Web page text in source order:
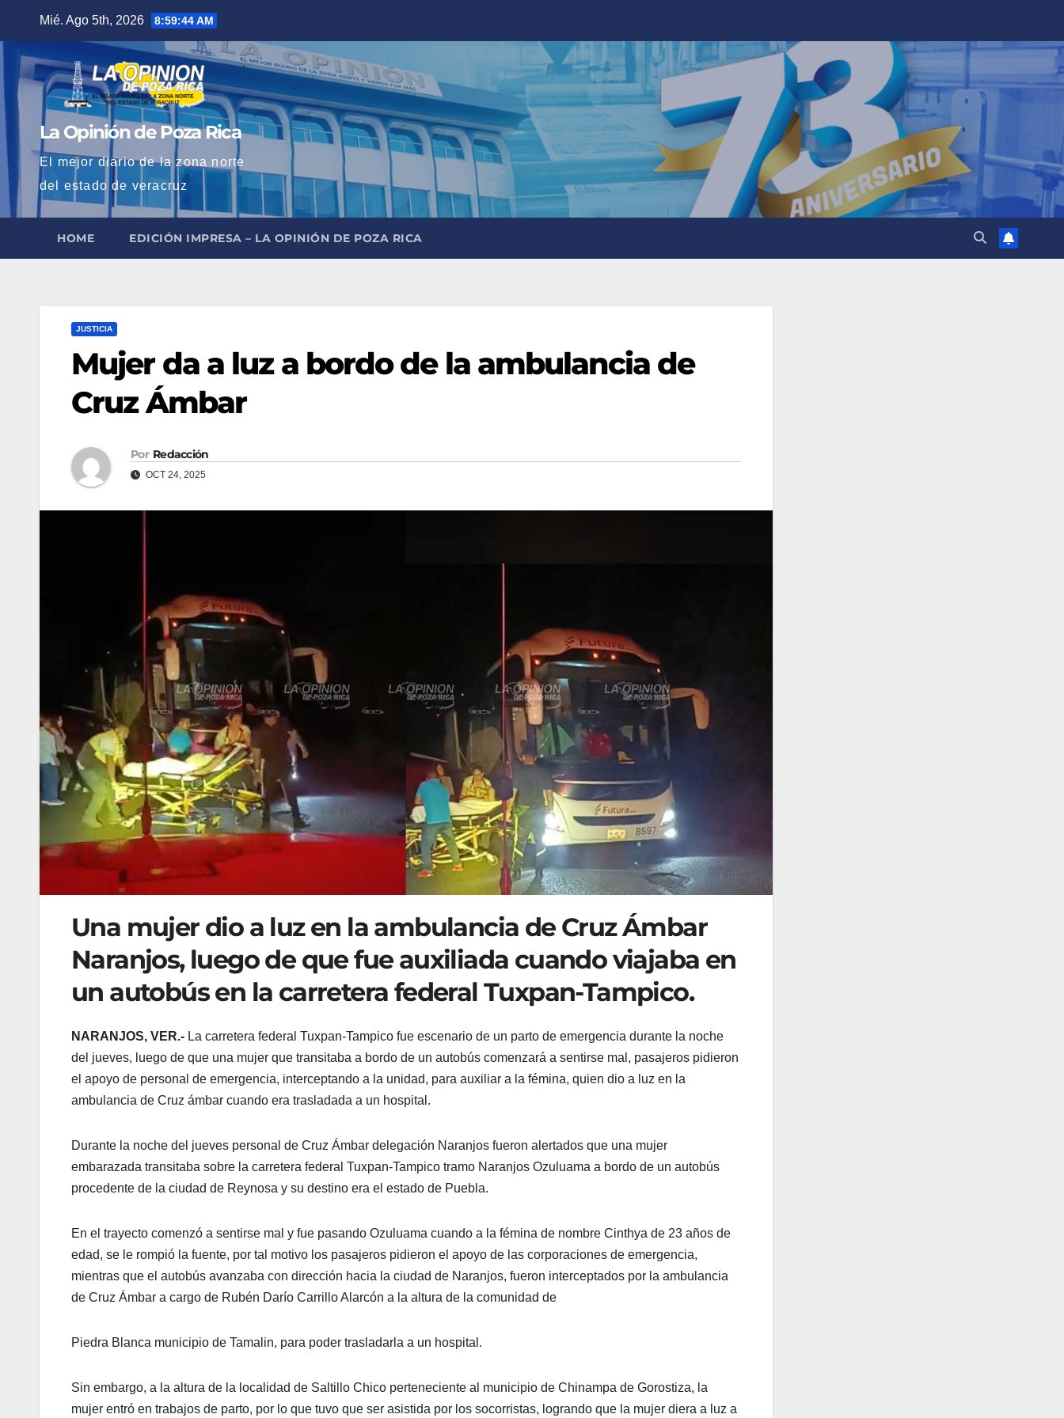
contenido
Mié. Ago 5th, 2026 8:59:45 AM
La Opinión de Poza Rica
El mejor diario de la zona norte
del estado de veracruz
HOME EDICIÓN IMPRESA – LA OPINIÓN DE POZA RICA
JUSTICIA
Mujer da a luz a bordo de la ambulancia de
Cruz Ámbar
Por Redacción
OCT 24, 2025
Una mujer dio a luz en la ambulancia de Cruz Ámbar
Naranjos, luego de que fue auxiliada cuando viajaba en
un autobús en la carretera federal Tuxpan-Tampico.
NARANJOS, VER.- La carretera federal Tuxpan-Tampico fue escenario de un parto de emergencia durante la noche
del jueves, luego de que una mujer que transitaba a bordo de un autobús comenzará a sentirse mal, pasajeros pidieron
el apoyo de personal de emergencia, interceptando a la unidad, para auxiliar a la fémina, quien dio a luz en la
ambulancia de Cruz ámbar cuando era trasladada a un hospital.
Durante la noche del jueves personal de Cruz Ámbar delegación Naranjos fueron alertados que una mujer
embarazada transitaba sobre la carretera federal Tuxpan-Tampico tramo Naranjos Ozuluama a bordo de un autobús
procedente de la ciudad de Reynosa y su destino era el estado de Puebla.
En el trayecto comenzó a sentirse mal y fue pasando Ozuluama cuando a la fémina de nombre Cinthya de 23 años de
edad, se le rompió la fuente, por tal motivo los pasajeros pidieron el apoyo de las corporaciones de emergencia,
mientras que el autobús avanzaba con dirección hacia la ciudad de Naranjos, fueron interceptados por la ambulancia
de Cruz Ámbar a cargo de Rubén Darío Carrillo Alarcón a la altura de la comunidad de
Piedra Blanca municipio de Tamalin, para poder trasladarla a un hospital.
Sin embargo, a la altura de la localidad de Saltillo Chico perteneciente al municipio de Chinampa de Gorostiza, la
mujer entró en trabajos de parto, por lo que tuvo que ser asistida por los socorristas, logrando que la mujer diera a luz a